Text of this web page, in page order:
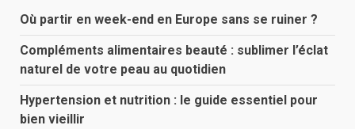
Où partir en week-end en Europe sans se ruiner ?
Compléments alimentaires beauté : sublimer l’éclat
naturel de votre peau au quotidien
Hypertension et nutrition : le guide essentiel pour
bien vieillir